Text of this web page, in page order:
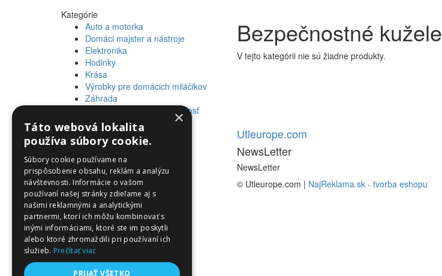
Kategórie
Auto a motorka
Domáci majster a nástroje
Elektronika
Hodinky
Krása
Výrobky pre domácich miláčikov
Záhrada
Zdravie a osobná starostlivosť
Bezpečnostné kužele
V tejto kategórii nie sú žiadne produkty.
Informácie
Utleurope.com
NewsLetter
NewsLetter
© Utleurope.com | NajReklama.sk - tvorba eshopu
×
Táto webová lokalita
používa súbory cookie.
Súbory cookie používame na
prispôsobenie obsahu, reklám a analýzu
návštevnosti. Informácie o vašom
používaní našej stránky zdieľame aj s
našimi reklamnými a analytickými
partnermi, ktorí ich môžu kombinovať s
inými informáciami, ktoré ste im poskytli
alebo ktoré zhromaždili pri používaní ich
služieb. Prečítať viac
PRIJAŤ VŠETKO